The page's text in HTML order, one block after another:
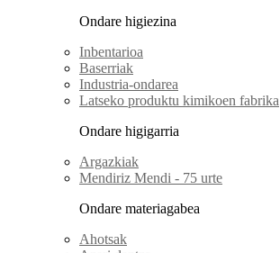
Ondare higiezina
Inbentarioa
Baserriak
Industria-ondarea
Latseko produktu kimikoen fabrika
Ondare higigarria
Argazkiak
Mendiriz Mendi - 75 urte
Ondare materiagabea
Ahotsak